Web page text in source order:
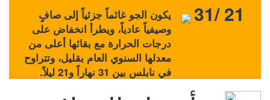
يكون الجو غائماً جزئياً إلى صافٍ
وصيفياً عادياً، ويطرأ انخفاض على
درجات الحرارة مع بقائها أعلى من
معدلها السنوي العام بقليل، وتتراوح
في نابلس بين 31 نهاراً و21 ليلاً.
31/ 21